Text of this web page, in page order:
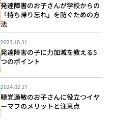
発達障害のお子さんが学校からの
「持ち帰り忘れ」を防ぐための方
法
2023.10.31
発達障害の子に力加減を教える5
つのポイント
2024.02.21
聴覚過敏のお子さんに役立つイヤ
ーマフのメリットと注意点